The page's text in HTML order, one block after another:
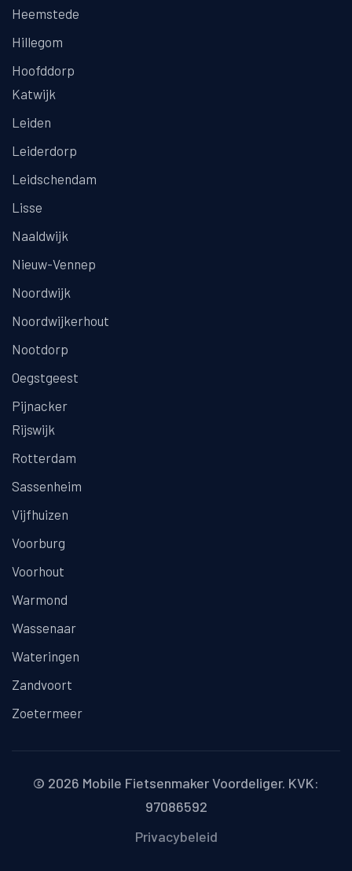
Heemstede
Hillegom
Hoofddorp
Katwijk
Leiden
Leiderdorp
Leidschendam
Lisse
Naaldwijk
Nieuw-Vennep
Noordwijk
Noordwijkerhout
Nootdorp
Oegstgeest
Pijnacker
Rijswijk
Rotterdam
Sassenheim
Vijfhuizen
Voorburg
Voorhout
Warmond
Wassenaar
Wateringen
Zandvoort
Zoetermeer
© 2026 Mobile Fietsenmaker Voordeliger. KVK:
97086592
Privacybeleid